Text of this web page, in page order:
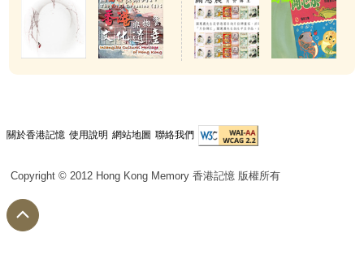
關於香港記憶 使用說明 網站地圖 聯絡我們
Copyright © 2012 Hong Kong Memory 香港記憶 版權所有